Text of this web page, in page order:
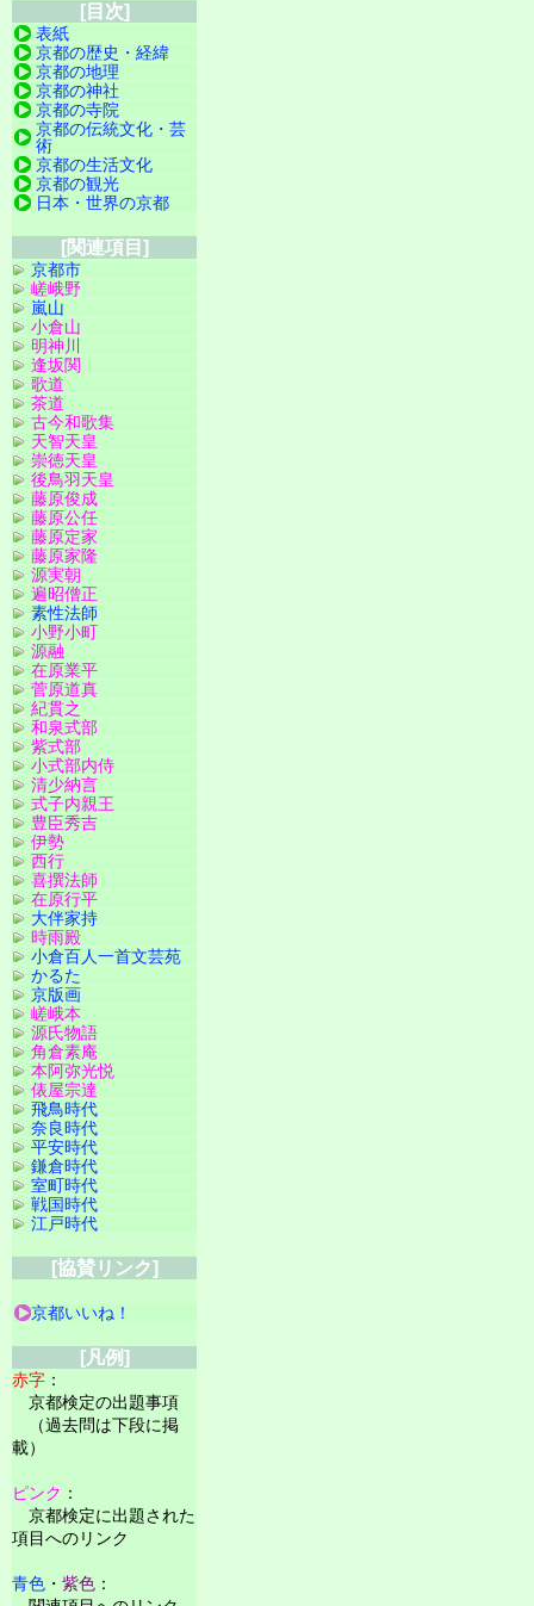
[目次]
表紙
京都の歴史・経緯
京都の地理
京都の神社
京都の寺院
京都の伝統文化・芸
術
京都の生活文化
京都の観光
日本・世界の京都
[関連項目]
京都市
嵯峨野
嵐山
小倉山
明神川
逢坂関
歌道
茶道
古今和歌集
天智天皇
崇徳天皇
後鳥羽天皇
藤原俊成
藤原公任
藤原定家
藤原家隆
源実朝
遍昭僧正
素性法師
小野小町
源融
在原業平
菅原道真
紀貫之
和泉式部
紫式部
小式部内侍
清少納言
式子内親王
豊臣秀吉
伊勢
西行
喜撰法師
在原行平
大伴家持
時雨殿
小倉百人一首文芸苑
かるた
京版画
嵯峨本
源氏物語
角倉素庵
本阿弥光悦
俵屋宗達
飛鳥時代
奈良時代
平安時代
鎌倉時代
室町時代
戦国時代
江戸時代
[協賛リンク]
京都いいね！
[凡例]
赤字 ：
京都検定の出題事項
（過去問は下段に掲
載）
ピンク ：
京都検定に出題された
項目へのリンク
青色 ・ 紫色 ：